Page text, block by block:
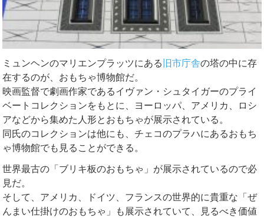
ミュンヘンのマリエンプラッツにある旧市庁舎の塔の中に存
在するのが、おもちゃ博物館だ。
映画監督で劇画作家であるイヴァン・シュタイガーのプライ
ベートコレクションをもとに、ヨーロッパ、アメリカ、ロシ
アなどから集めた人形とおもちゃが展示されている。
同氏のコレクションは他にも、チェコのプラハにあるおもち
ゃ博物館でも見ることができる。
世界最古の「ブリキ板のおもちゃ」が展示されているので必
見だ。
そして、アメリカ、ドイツ、フランスの世界的に貴重な「ぜ
んまい仕掛けのおもちゃ」も展示されていて、見るべき価値